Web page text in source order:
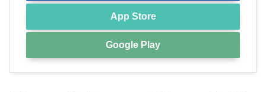
App Store
Google Play